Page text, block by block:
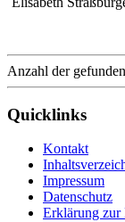
Anzahl der
Quicklinks
Kontakt
Impressum
Datenschutz
Erklärung zur